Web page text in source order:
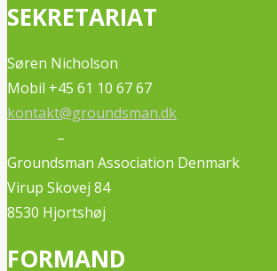
SEKRETARIAT
Søren Nicholson
Mobil +45 61 10 67 67
kontakt@groundsman.dk
–
Groundsman Association Denmark
Virup Skovej 84
8530 Hjortshøj
FORMAND